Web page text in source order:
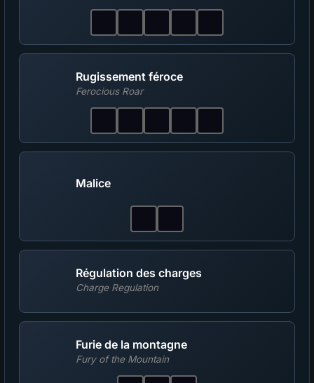
Rugissement féroce
Ferocious Roar
Malice
Régulation des charges
Charge Regulation
Furie de la montagne
Fury of the Mountain